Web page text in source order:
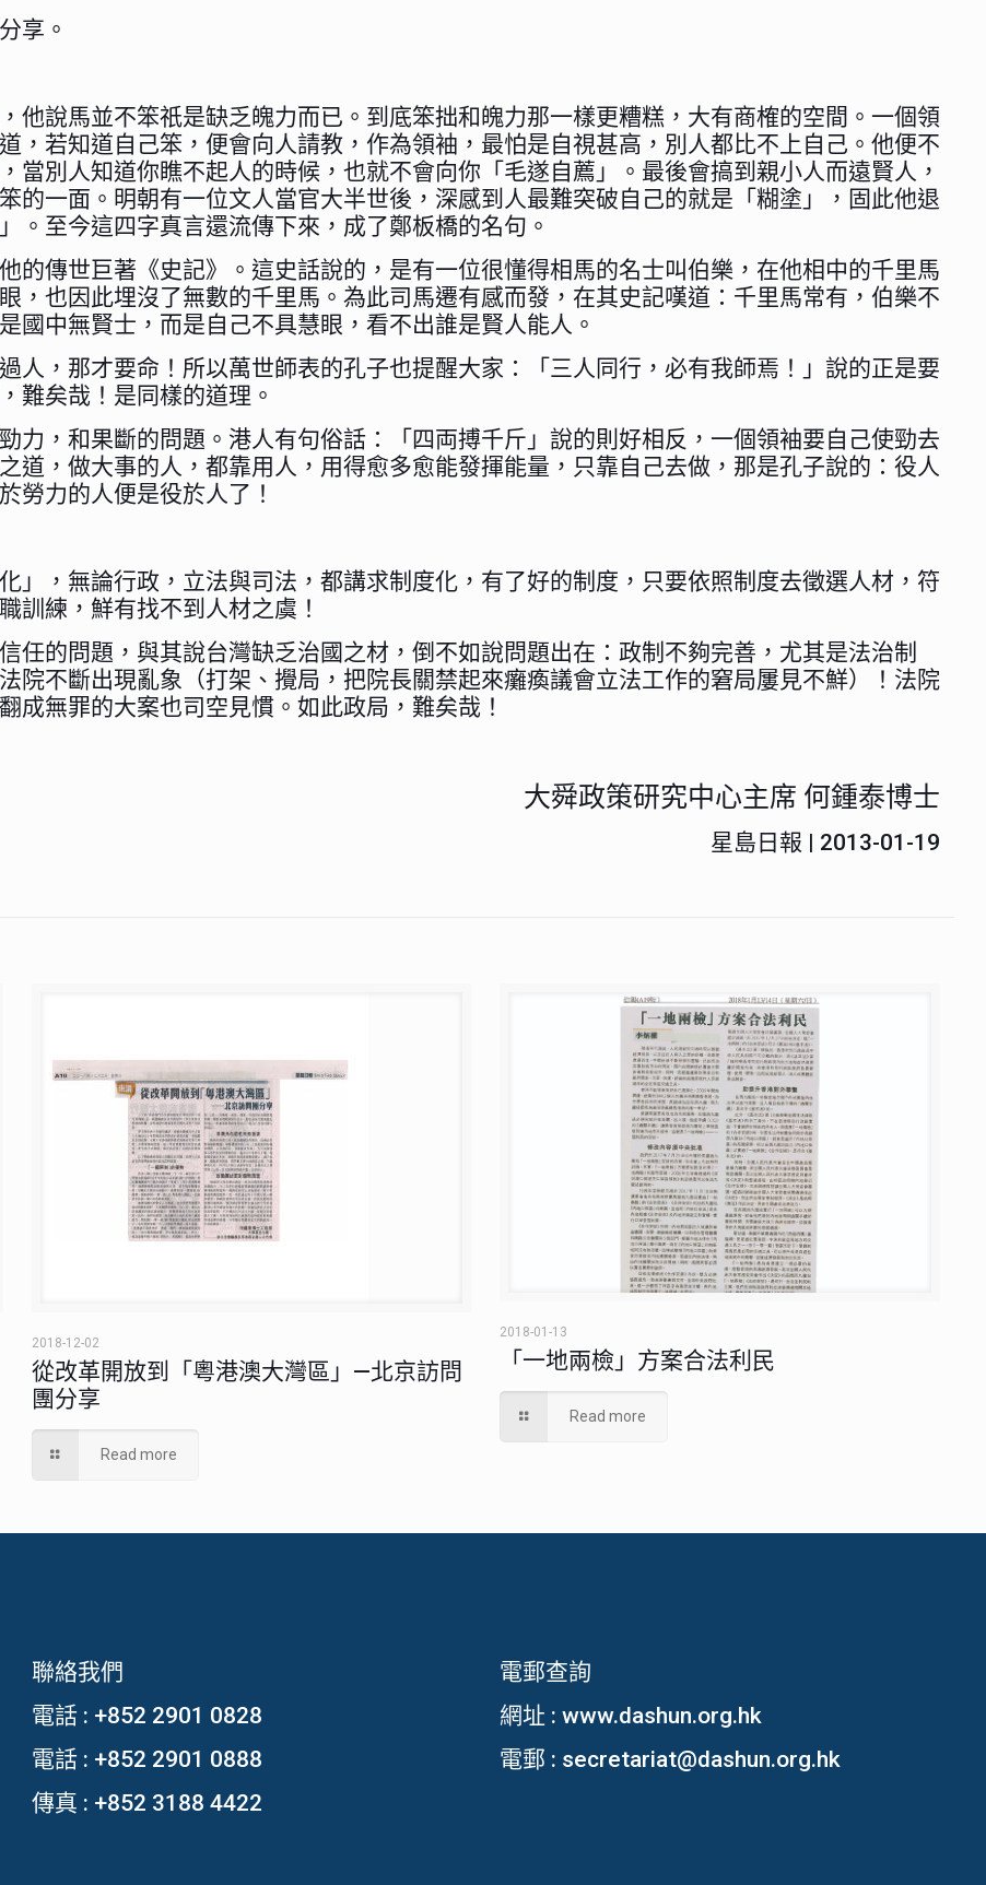
享。
他說馬並不笨祇是缺乏魄力而已。到底笨拙和魄力那一樣更糟糕，大有商榷的空間。一個領
，若知道自己笨，便會向人請教，作為領袖，最怕是自視甚高，別人都比不上自己。他便不
當別人知道你瞧不起人的時候，也就不會向你「毛遂自薦」。最後會搞到親小人而遠賢人，
的一面。明朝有一位文人當官大半世後，深感到人最難突破自己的就是「糊塗」，固此他退
。至今這四字真言還流傳下來，成了鄭板橋的名句。
的傳世巨著《史記》。這史話說的，是有一位很懂得相馬的名士叫伯樂，在他相中的千里馬
，也因此埋沒了無數的千里馬。為此司馬遷有感而發，在其史記嘆道：千里馬常有，伯樂不
國中無賢士，而是自己不具慧眼，看不出誰是賢人能人。
人，那才要命！所以萬世師表的孔子也提醒大家：「三人同行，必有我師焉！」說的正是要
難矣哉！是同樣的道理。
力，和果斷的問題。港人有句俗話：「四両搏千斤」說的則好相反，一個領袖要自己使勁去
道，做大事的人，都靠用人，用得愈多愈能發揮能量，只靠自己去做，那是孔子說的：役人
勞力的人便是役於人了！
」，無論行政，立法與司法，都講求制度化，有了好的制度，只要依照制度去徵選人材，符
訓練，鮮有找不到人材之虞！
任的問題，與其說台灣缺乏治國之材，倒不如說問題出在：政制不夠完善，尤其是法治制
院不斷出現亂象（打架、攪局，把院長關禁起來癱瘓議會立法工作的窘局屢見不鮮）！法院
成無罪的大案也司空見慣。如此政局，難矣哉！
大舜政策研究中心主席 何鍾泰博士
星島日報 | 2013-01-19
2018-12-02
從改革開放到「粵港澳大灣區」—北京訪問
團分享
Read more
2018-01-13
「一地兩檢」方案合法利民
Read more
聯絡我們
電話 : +852 2901 0828
電話 : +852 2901 0888
傳真 : +852 3188 4422
電郵查詢
網址 :www.dashun.org.hk
電郵 : secretariat@dashun.org.hk